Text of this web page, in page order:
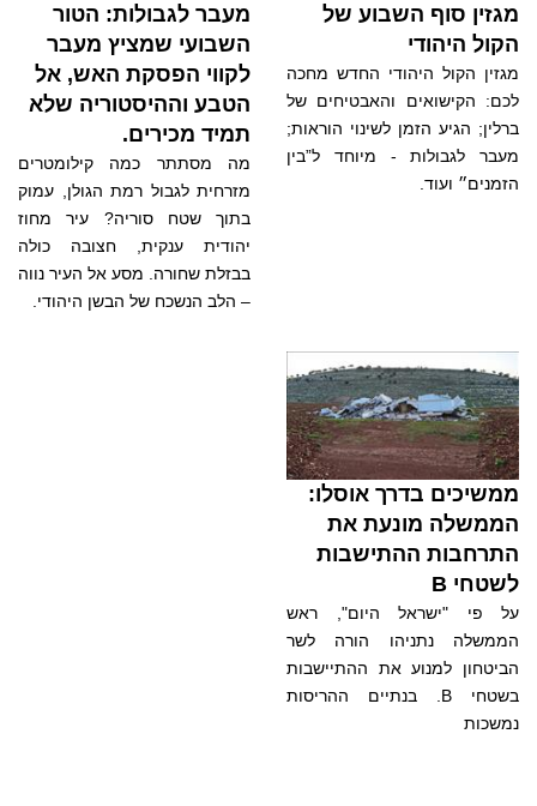
מגזין סוף השבוע של
הקול היהודי
מגזין הקול היהודי החדש מחכה
לכם: הקישואים והאבטיחים של
ברלין; הגיע הזמן לשינוי הוראות;
מעבר לגבולות - מיוחד ל”בין
הזמנים״ ועוד.
מעבר לגבולות: הטור
השבועי שמציץ מעבר
לקווי הפסקת האש, אל
הטבע וההיסטוריה שלא
תמיד מכירים.
מה מסתתר כמה קילומטרים
מזרחית לגבול רמת הגולן, עמוק
בתוך שטח סוריה? עיר מחוז
יהודית ענקית, חצובה כולה
בבזלת שחורה. מסע אל העיר נווה
– הלב הנשכח של הבשן היהודי.
ממשיכים בדרך אוסלו:
הממשלה מונעת את
התרחבות ההתישבות
לשטחי B
על פי "ישראל היום", ראש
הממשלה נתניהו הורה לשר
הביטחון למנוע את ההתיישבות
בשטחי B. בנתיים ההריסות
נמשכות